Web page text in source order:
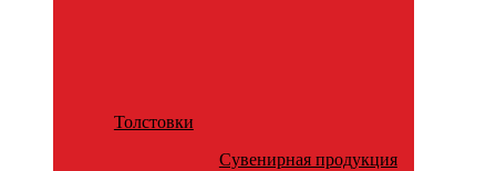
Толстовки
Сувенирная продукция